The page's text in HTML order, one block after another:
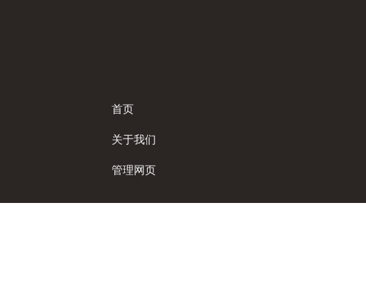
首页
关于我们
管理网页